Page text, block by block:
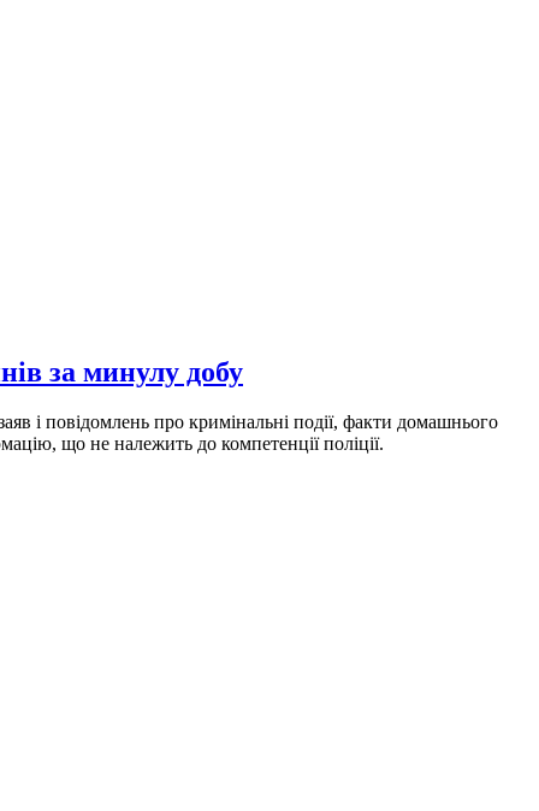
за минулу добу
і повідомлень про кримінальні події, факти домашнього
що не належить до компетенції поліції.